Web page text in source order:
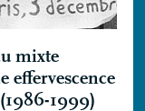
mixte
effervescence
1999)